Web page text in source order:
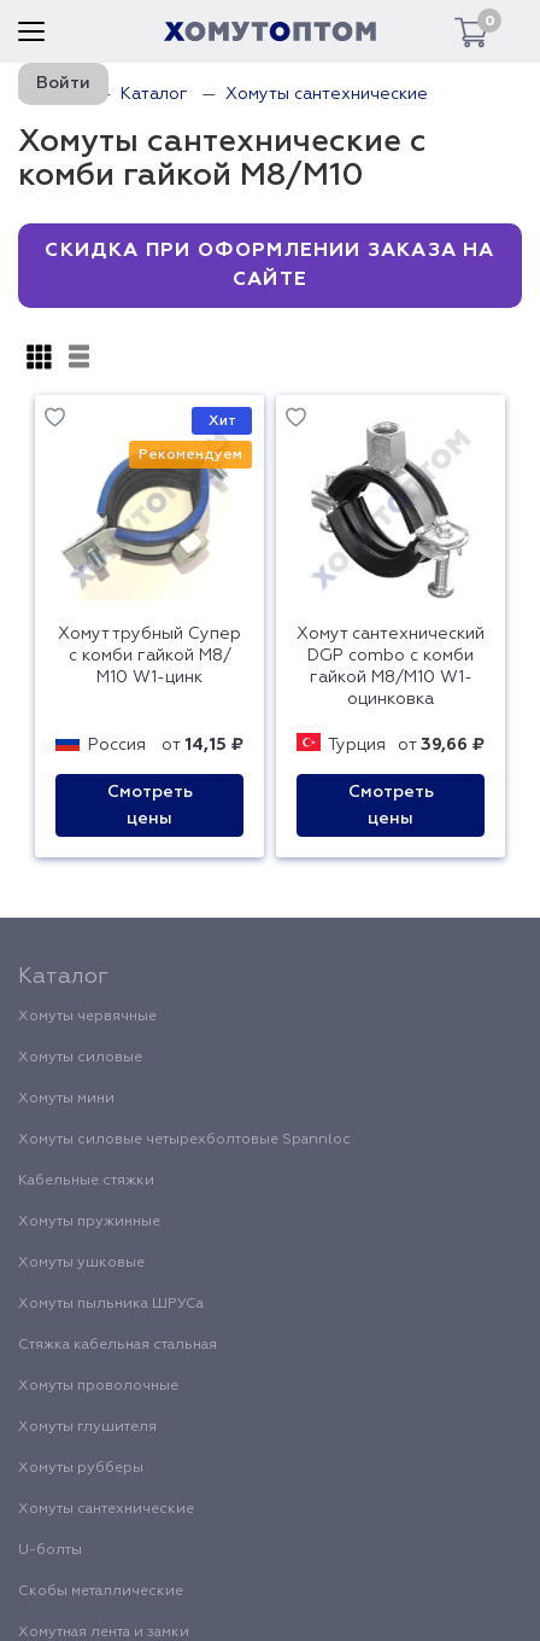
0
Войти
Главная Каталог Хомуты сантехнические
Хомуты сантехнические с
комби гайкой М8/М10
СКИДКА ПРИ ОФОРМЛЕНИИ ЗАКАЗА НА
САЙТЕ
Хит
Рекомендуем
Хомут трубный Супер
с комби гайкой М8/
М10 W1-цинк
Россия от 14,15 ₽
Смотреть
цены
Хомут сантехнический
DGP combo с комби
гайкой М8/М10 W1-
оцинковка
Турция от 39,66 ₽
Смотреть
цены
Каталог
Хомуты червячные
Хомуты силовые
Хомуты мини
Хомуты силовые четырехболтовые Spannloc
Кабельные стяжки
Хомуты пружинные
Хомуты ушковые
Хомуты пыльника ШРУСа
Стяжка кабельная стальная
Хомуты проволочные
Хомуты глушителя
Хомуты рубберы
Хомуты сантехнические
U-болты
Скобы металлические
Хомутная лента и замки